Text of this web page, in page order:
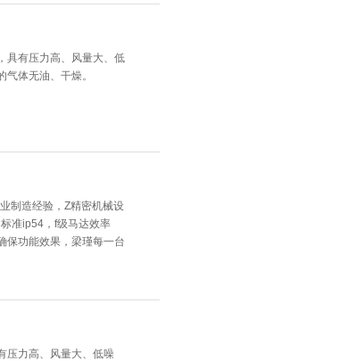
具有压力高、风量大、低
体无油、干燥。
制造经验，Z精密机械设
准ip54，f级马达效率
保功能效果，梁瑾每一台
压力高、风量大、低噪